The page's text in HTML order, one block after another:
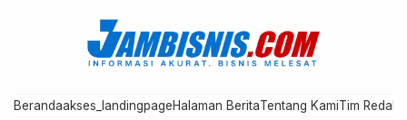
Berandaakses_landingpageHalaman BeritaTentang KamiTim Redaksi